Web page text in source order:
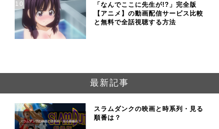
10
「なんでここに先生が!?」完全版
【アニメ】の動画配信サービス比較
と無料で全話視聴する方法
最新記事
スラムダンクの映画と時系列・見る
順番は？